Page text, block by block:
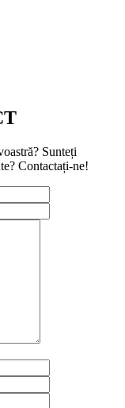
Sunteți
Contactați-ne!